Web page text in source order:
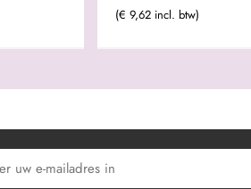
(€ 9,62 incl. btw)